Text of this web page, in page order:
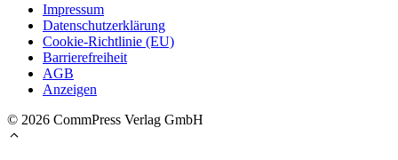
Impressum
Datenschutzerklärung
Cookie-Richtlinie (EU)
Barrierefreiheit
AGB
Anzeigen
© 2026 CommPress Verlag GmbH